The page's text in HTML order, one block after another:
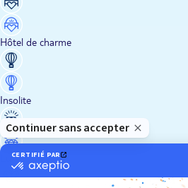
Hôtel de charme
Insolite
Luxe